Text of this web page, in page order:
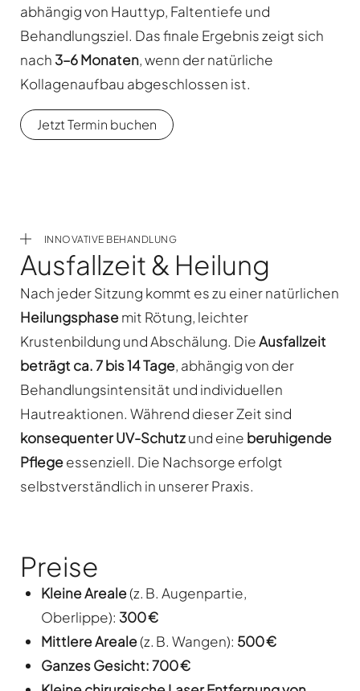
abhängig von Hauttyp, Faltentiefe und
Behandlungsziel. Das finale Ergebnis zeigt sich
nach 3–6 Monaten, wenn der natürliche
Kollagenaufbau abgeschlossen ist.
Jetzt Termin buchen
INNOVATIVE BEHANDLUNG
Ausfallzeit & Heilung
Nach jeder Sitzung kommt es zu einer natürlichen
Heilungsphasemit Rötung, leichter
Krustenbildung und Abschälung. DieAusfallzeit
beträgt ca. 7 bis 14 Tage, abhängig von der
Behandlungsintensität und individuellen
Hautreaktionen. Während dieser Zeit sind
konsequenter UV-Schutzund eine beruhigende
Pflegeessenziell. Die Nachsorge erfolgt
selbstverständlich in unserer Praxis.
Preise
Kleine Areale(z. B. Augenpartie,
Oberlippe): 300 €
Mittlere Areale(z. B. Wangen): 500 €
Ganzes Gesicht:700 €